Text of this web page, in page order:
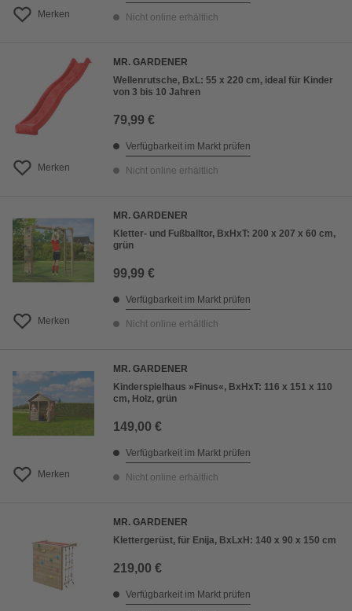
Merken Nicht online erhältlich
Merken
MR. GARDENER
Wellenrutsche, BxL: 55 x 220 cm, ideal für Kinder
von 3 bis 10 Jahren
79,99 €
Verfügbarkeit im Markt prüfen
Nicht online erhältlich
Merken
MR. GARDENER
Kletter- und Fußballtor, BxHxT: 200 x 207 x 60 cm,
grün
99,99 €
Verfügbarkeit im Markt prüfen
Nicht online erhältlich
Merken
MR. GARDENER
Kinderspielhaus »Finus«, BxHxT: 116 x 151 x 110
cm, Holz, grün
149,00 €
Verfügbarkeit im Markt prüfen
Nicht online erhältlich
MR. GARDENER
Klettergerüst, für Enija, BxLxH: 140 x 90 x 150 cm
219,00 €
Verfügbarkeit im Markt prüfen